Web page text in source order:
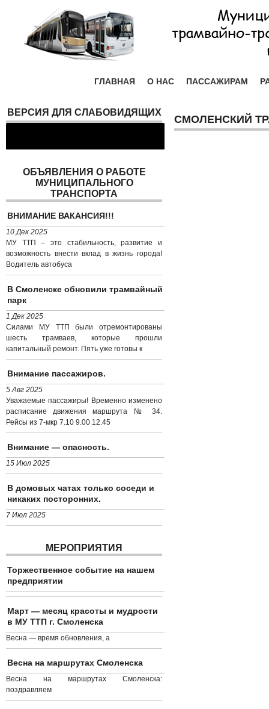
ГЛАВНАЯ О НАС ПАССАЖИРАМ
ВЕРСИЯ ДЛЯ СЛАБОВИДЯЩИХ
ОБЪЯВЛЕНИЯ О РАБОТЕ
МУНИЦИПАЛЬНОГО
ТРАНСПОРТА
ВНИМАНИЕ ВАКАНСИЯ!!!
10 Дек 2025
МУ ТТП – это стабильность, развитие и
возможность внести вклад в жизнь города!
Водитель автобуса
В Смоленске обновили трамвайный
парк
1 Дек 2025
Силами МУ ТТП были отремонтированы
шесть трамваев, которые прошли
капитальный ремонт. Пять уже готовы к
Внимание пассажиров.
5 Авг 2025
Уважаемые пассажиры! Временно изменено
расписание движения маршрута № 34.
Рейсы из 7-мкр 7.10 9.00 12.45
Внимание — опасность.
15 Июл 2025
В домовых чатах только соседи и
никаких посторонних.
7 Июл 2025
МЕРОПРИЯТИЯ
Торжественное событие на нашем
предприятии
Март — месяц красоты и мудрости
в МУ ТТП г. Смоленска
Весна — время обновления, а
Весна на маршрутах Смоленска
Весна на маршрутах Смоленска:
поздравляем
СМОЛЕНСКИЙ